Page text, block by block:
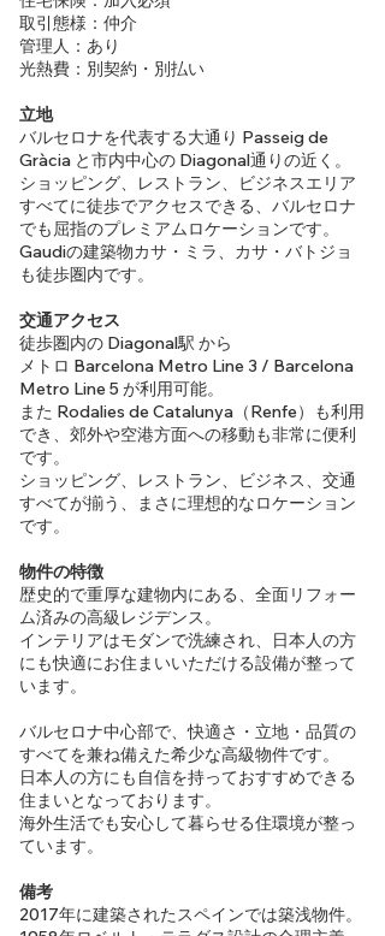
取引態様：仲介
管理人：あり
光熱費：別契約・別払い
立地
バルセロナを代表する大通り Passeig de
Gràcia と市内中心の Diagonal通りの近く。
ショッピング、レストラン、ビジネスエリア
すべてに徒歩でアクセスできる、バルセロナ
でも屈指のプレミアムロケーションです。
Gaudiの建築物カサ・ミラ、カサ・バトジョ
も徒歩圏内です。
交通アクセス
徒歩圏内の Diagonal駅 から
メトロ Barcelona Metro Line 3 / Barcelona
Metro Line 5 が利用可能。
また Rodalies de Catalunya（Renfe）も利用
でき、郊外や空港方面への移動も非常に便利
です。
ショッピング、レストラン、ビジネス、交通
すべてが揃う、まさに理想的なロケーション
です。
物件の特徴
歴史的で重厚な建物内にある、全面リフォー
ム済みの高級レジデンス。
インテリアはモダンで洗練され、日本人の方
にも快適にお住まいいただける設備が整って
います。
バルセロナ中心部で、快適さ・立地・品質の
すべてを兼ね備えた希少な高級物件です。
日本人の方にも自信を持っておすすめできる
住まいとなっております。
海外生活でも安心して暮らせる住環境が整っ
ています。
備考
2017年に建築されたスペインでは築浅物件。